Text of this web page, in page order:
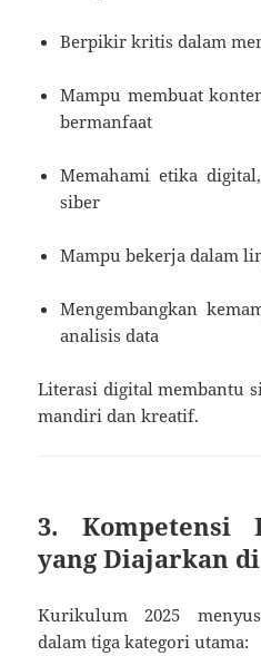
Berpikir kritis dalam
Mampu membuat
bermanfaat
Memahami etika
siber
Mampu bekerja dalam
Mengembangkan
analisis data
Literasi digital membantu
mandiri dan kreatif.
3. Kompetensi
yang Diajarkan
Kurikulum 2025
dalam tiga kategori utama: